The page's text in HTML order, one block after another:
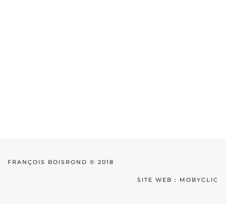
FRANÇOIS BOISROND © 2018
SITE WEB : MOBYCLIC